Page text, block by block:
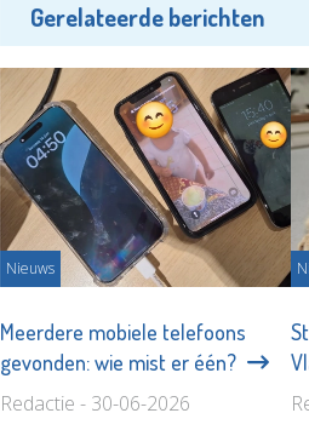
Gerelateerde berichten
Nieuws
Meerdere mobiele telefoons
gevonden: wie mist er één?
Redactie - 30-06-2026